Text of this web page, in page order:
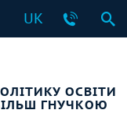
UK
ОСВІТИ
ГНУЧКОЮ